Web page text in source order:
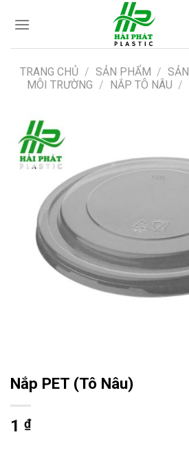
TRANG CHỦ / SẢN PHẨM /
MÔI TRƯỜNG / NẮP TÔ NÂU /
Nắp PET (Tô Nâu)
1 ₫